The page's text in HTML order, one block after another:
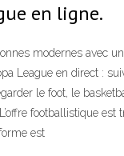
en ligne.
modernes
League en direct :
le foot, le
footballistique
est